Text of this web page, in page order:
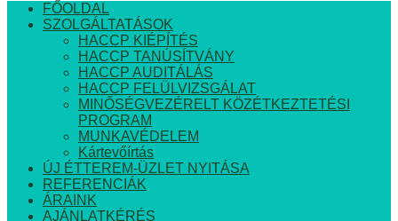
FŐOLDAL
SZOLGÁLTATÁSOK
HACCP KIÉPÍTÉS
HACCP TANÚSÍTVÁNY
HACCP AUDITÁLÁS
HACCP FELÜLVIZSGÁLAT
MINŐSÉGVEZÉRELT KÖZÉTKEZTETÉSI
PROGRAM
MUNKAVÉDELEM
Kártevőírtás
ÚJ ÉTTEREM-ÜZLET NYITÁSA
REFERENCIÁK
ÁRAINK
AJÁNLATKÉRÉS